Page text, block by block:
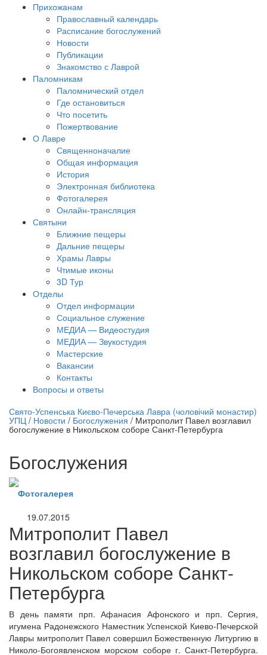
Прихожанам
Православный календарь
Расписание богослужений
Новости
Публикации
Знакомство с Лаврой
Паломникам
Паломнический отдел
Где остановиться
Что посетить
Пожертвование
О Лавре
Священноначалие
Общая информация
История
Электронная библиотека
Фотогалерея
Онлайн-трансляция
Святыни
Ближние пещеры
Дальние пещеры
Храмы Лавры
Чтимые иконы
3D Тур
Отделы
Отдел информации
Социальное служение
МЕДИА — Видеостудия
МЕДИА — Звукостудия
Мастерские
Вакансии
Контакты
Вопросы и ответы
трансляция | 12 сентября
трансляции
Свято-Успенська Києво-Печерська Лавра (чоловічий монастир)
УПЦ / Новости / Богослужения / Митрополит Павел возглавил
богослужение в Никольском соборе Санкт-Петербурга
Богослужения
Фотогалерея
19.07.2015
Митрополит Павел
возглавил богослужение в
Никольском соборе Санкт-
Петербурга
В день памяти прп. Афанасия Афонского и прп. Сергия,
игумена Радонежского Наместник Успенской Киево-Печерской
Лавры митрополит Павел совершил Божественную Литургию в
Николо-Богоявленском морском соборе г. Санкт-Петербурга.